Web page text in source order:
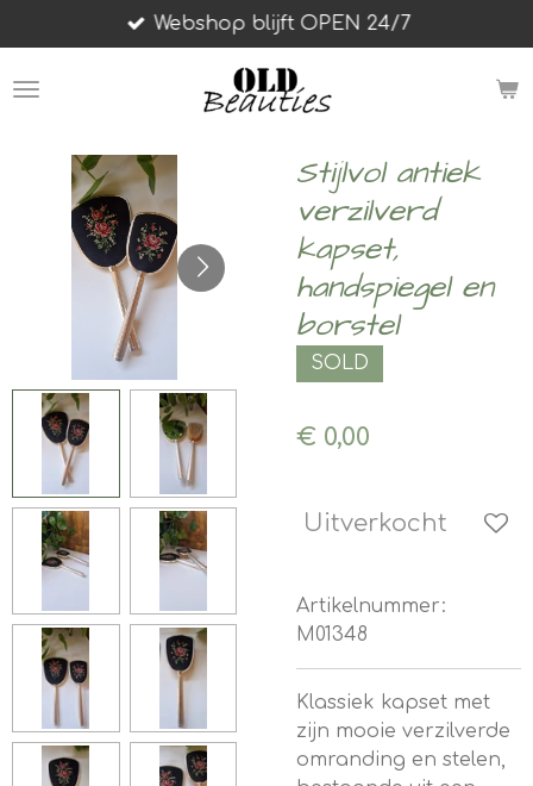
direct
naar
Webshop blijft OPEN 24/7
Stijlvol antiek
verzilverd
kapset,
handspiegel en
borstel
SOLD
€ 0,00
Uitverkocht
Artikelnummer:
M01348
Klassiek kapset met
zijn mooie verzilverde
omranding en stelen,